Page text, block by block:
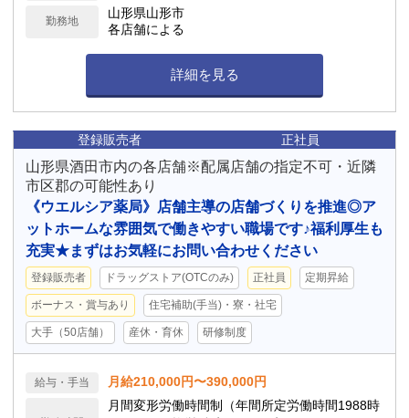
暇、子の看護休暇、介護休暇 他
勤務地
山形県山形市
各店舗による
詳細を見る
登録販売者 正社員
山形県酒田市内の各店舗※配属店舗の指定不可・近隣
市区郡の可能性あり
《ウエルシア薬局》店舗主導の店舗づくりを推進◎ア
ットホームな雰囲気で働きやすい職場です♪福利厚生も
充実★まずはお気軽にお問い合わせください
登録販売者 ドラッグストア(OTCのみ) 正社員 定期昇給
ボーナス・賞与あり 住宅補助(手当)・寮・社宅
大手（50店舗） 産休・育休 研修制度
給与・手当 月給210,000円〜390,000円
月間変形労働時間制（年間所定労働時間1988時